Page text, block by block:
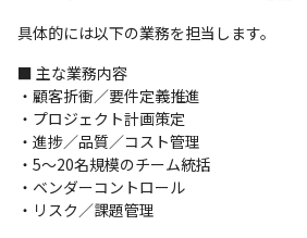
具体的には以下の業務を担当します。
■ 主な業務内容
・顧客折衝／要件定義推進
・プロジェクト計画策定
・進捗／品質／コスト管理
・5～20名規模のチーム統括
・ベンダーコントロール
・リスク／課題管理